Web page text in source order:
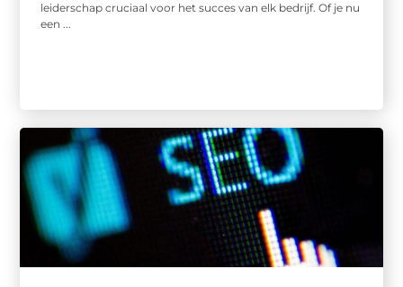
leiderschap cruciaal voor het succes van elk bedrijf. Of je nu
een ...